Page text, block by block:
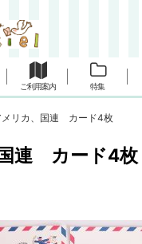
ご利用案内 特集
メリカ、国連 カード4枚
連 カード4枚